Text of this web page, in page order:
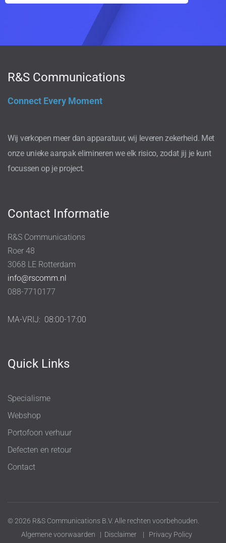
R&S Communications
Connect Every Moment
Wij verkopen meer dan apparatuur, wij leveren zekerheid. Met
onze unieke aanpak elimineren we elk risico, zodat jij je kunt
focussen op je project.
Contact Informatie
R&S Communications
Roer 48
3068 LE Rotterdam
info@rscomm.nl
088-7710177
MA-VRIJ: 08:00-17:00
Quick Links
Specialisme
Webshop
Portofoon verhuur
Defecten en retour
Contact
© 2026 R&S Communications B.V. Alle rechten voorbehouden.
Algemene voorwaarden | Disclaimer | Privacy Policy